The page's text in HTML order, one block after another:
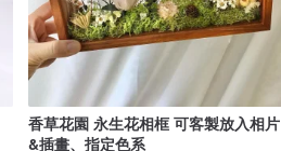
香草花園 永生花相框 可客製放入相片
&插畫、指定色系